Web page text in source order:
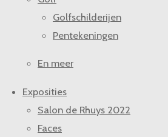
Golfschilderijen
Pentekeningen
En meer
Exposities
Salon de Rhuys 2022
Faces